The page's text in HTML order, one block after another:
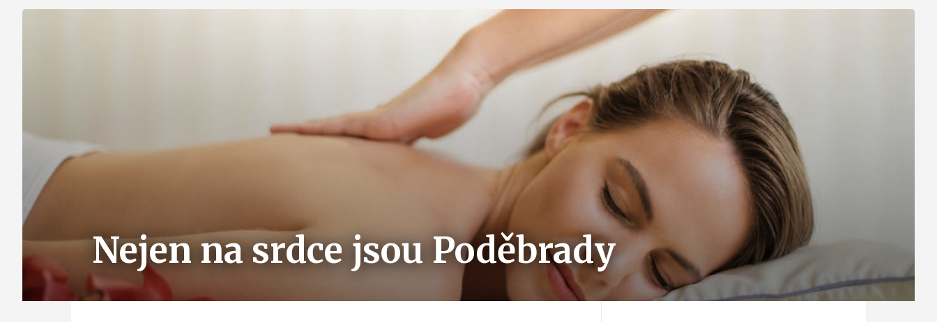
Nejen na srdce jsou Poděbrady